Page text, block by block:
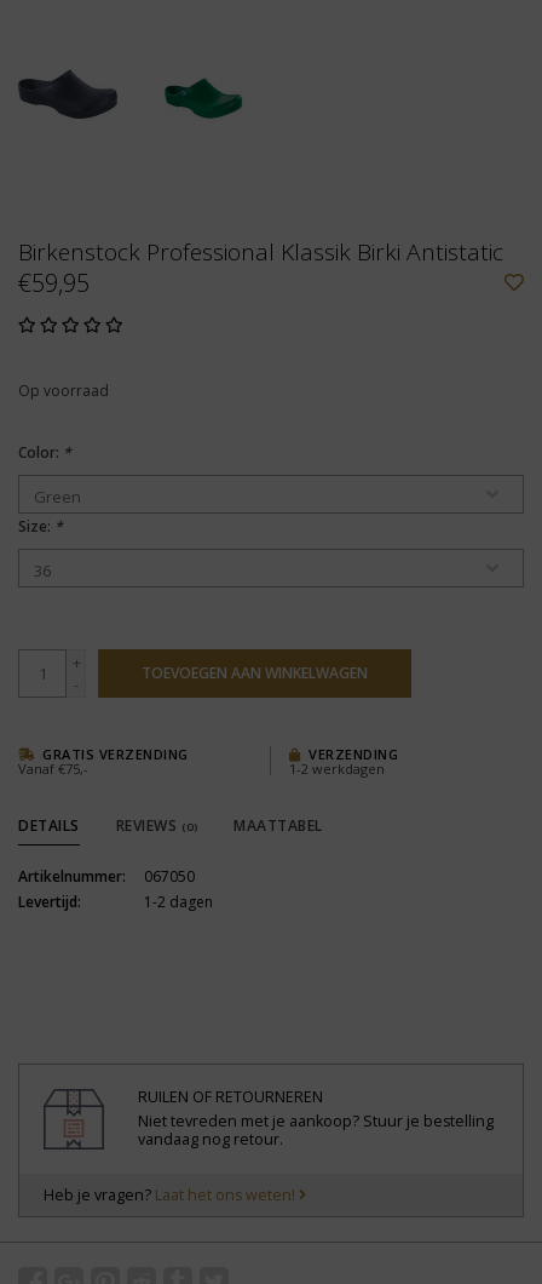
Birkenstock Professional Klassik Birki Antistatic
€59,95
Op voorraad
Color: *
Size: *
+
-
TOEVOEGEN AAN WINKELWAGEN
GRATIS VERZENDING
Vanaf €75,-
VERZENDING
1-2 werkdagen
DETAILS REVIEWS (0) MAATTABEL
Artikelnummer:
067050
Levertijd:
1-2 dagen
RUILEN OF RETOURNEREN
Niet tevreden met je aankoop? Stuur je bestelling
vandaag nog retour.
Heb je vragen? Laat het ons weten!